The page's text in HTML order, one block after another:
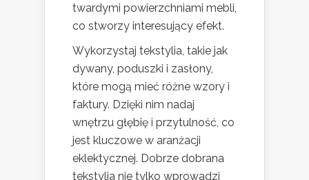
twardymi powierzchniami mebli,
co stworzy interesujący efekt.
Wykorzystaj tekstylia, takie jak
dywany, poduszki i zasłony,
które mogą mieć różne wzory i
faktury. Dzięki nim nadaj
wnętrzu głębię i przytulność, co
jest kluczowe w aranżacji
eklektycznej. Dobrze dobrana
tekstylia nie tylko wprowadzi